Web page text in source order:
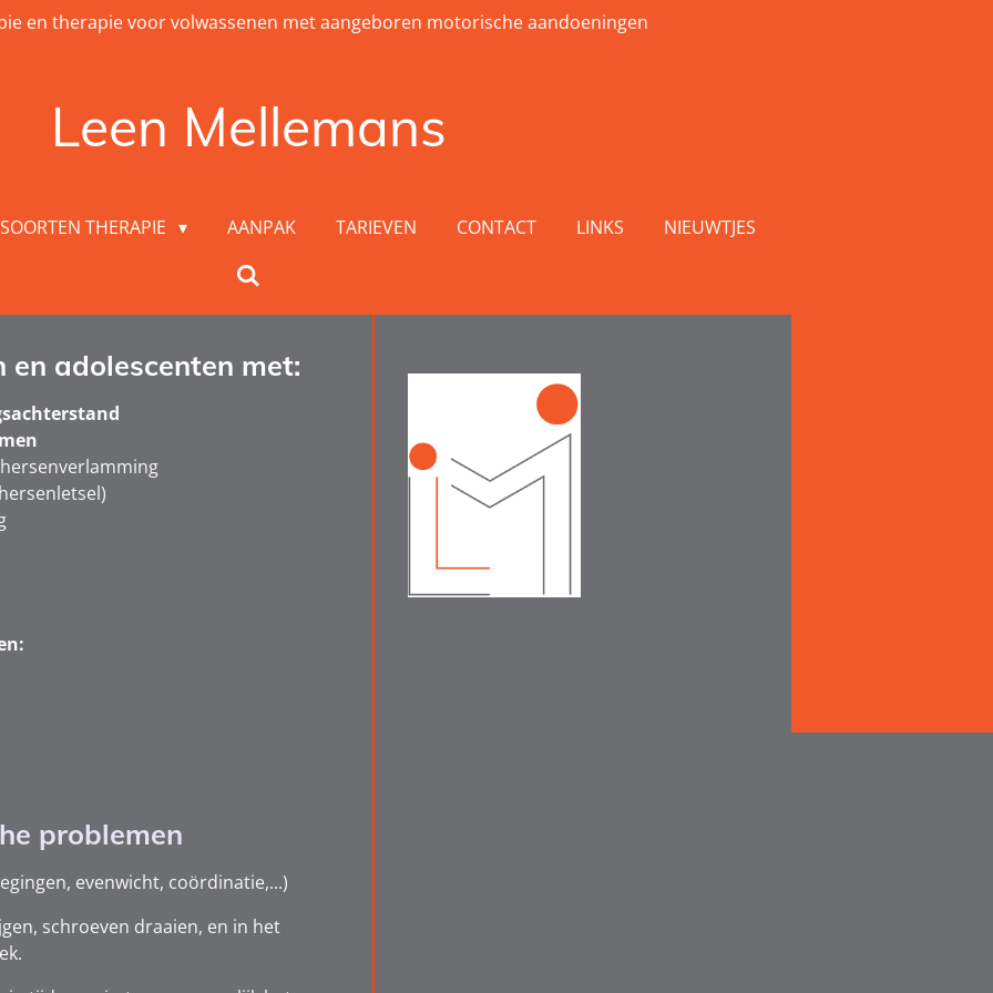
en therapie voor volwassenen met aangeboren motorische aandoeningen
Leen Mellemans
SOORTEN THERAPIE AANPAK TARIEVEN CONTACT LINKS NIEUWTJES
en adolescenten met:
problemen
evenwicht, coördinatie,...)
schroeven draaien, en in het